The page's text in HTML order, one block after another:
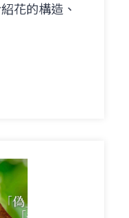
花的構造、